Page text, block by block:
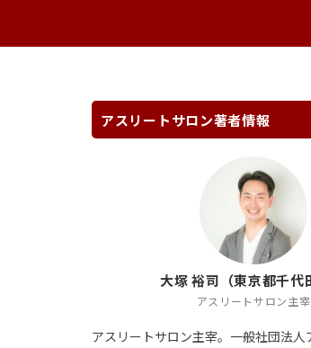
アスリートサロン著者情報
大塚 裕司（東京都千代
アスリートサロン主宰
アスリートサロン主宰。一般社団法